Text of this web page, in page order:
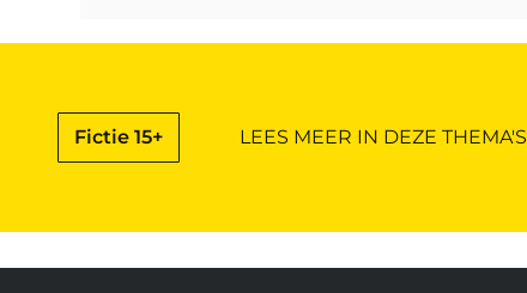
Fictie 15+ LEES MEER IN DEZE THEMA'S